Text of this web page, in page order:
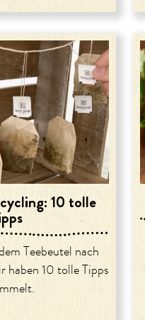
10 tolle
Teebeutel nach
haben 10 tolle Tipps